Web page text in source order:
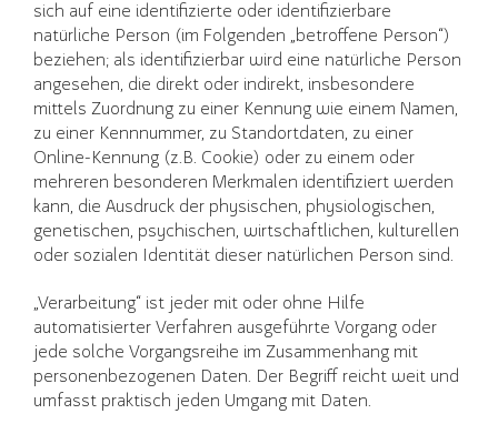
sich auf eine identifizierte oder identifizierbare
natürliche Person (im Folgenden „betroffene Person“)
beziehen; als identifizierbar wird eine natürliche Person
angesehen, die direkt oder indirekt, insbesondere
mittels Zuordnung zu einer Kennung wie einem Namen,
zu einer Kennnummer, zu Standortdaten, zu einer
Online-Kennung (z.B. Cookie) oder zu einem oder
mehreren besonderen Merkmalen identifiziert werden
kann, die Ausdruck der physischen, physiologischen,
genetischen, psychischen, wirtschaftlichen, kulturellen
oder sozialen Identität dieser natürlichen Person sind.
„Verarbeitung“ ist jeder mit oder ohne Hilfe
automatisierter Verfahren ausgeführte Vorgang oder
jede solche Vorgangsreihe im Zusammenhang mit
personenbezogenen Daten. Der Begriff reicht weit und
umfasst praktisch jeden Umgang mit Daten.